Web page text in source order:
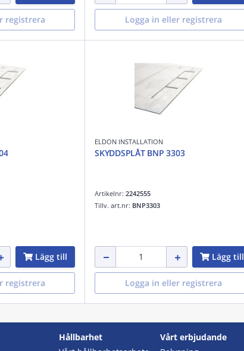
registrera Logga in eller registrera
Lägg till
registrera
ELDON INSTALLATION
SKYDDSPLÅT BNP 3303
Artikelnr: 2242555
Tillv. art.nr: BNP3303
Lägg till
Logga in eller registrera
Hållbarhet
Vårt erbjudande